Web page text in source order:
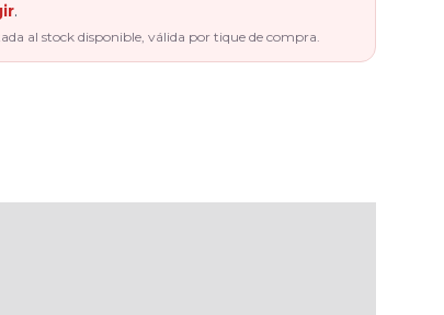
.
al stock disponible, válida por tique de compra.